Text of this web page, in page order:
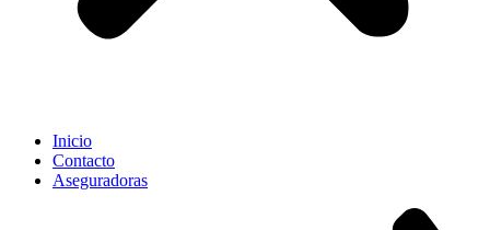
Inicio
Contacto
Aseguradoras